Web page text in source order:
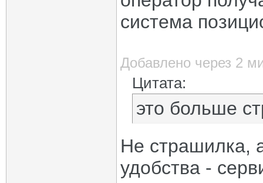
система
Добавлено через 2
Цитата:
это больше
Не страшилка,
удобства -